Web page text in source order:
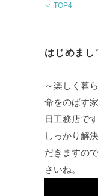
＜ TOP4
はじめまし
～楽しく暮
命をのばす
日工務店で
しっかり解
だきますの
さいね。